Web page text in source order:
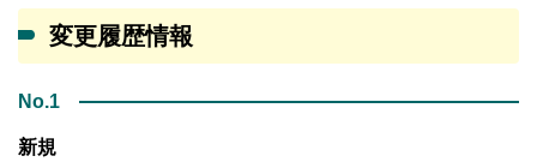
変更履歴情報
No.1
新規